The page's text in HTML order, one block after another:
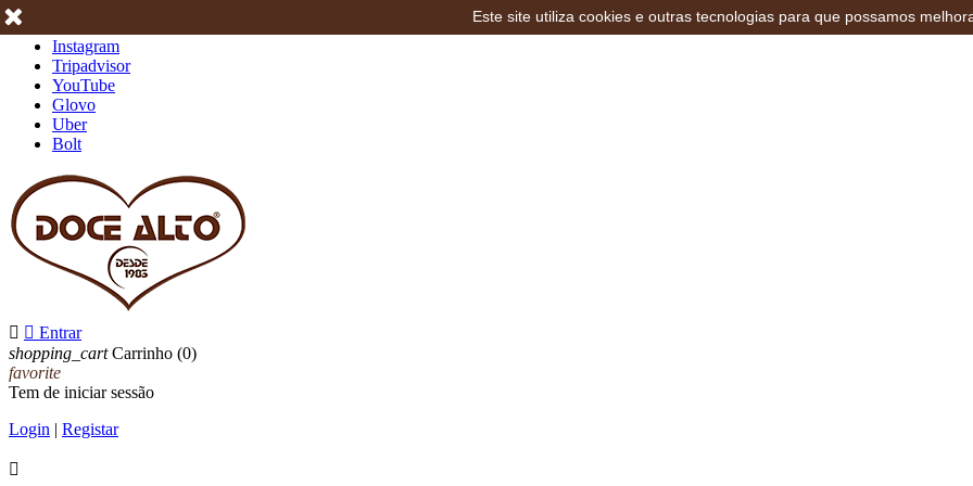
Instagram
Tripadvisor
YouTube
Glovo
Uber
Bolt
  Entrar
shopping_cart Carrinho (0)
favorite
Tem de iniciar sessão
Login | Registar

Este site utiliza cookies e outras tecnologias para que possamos